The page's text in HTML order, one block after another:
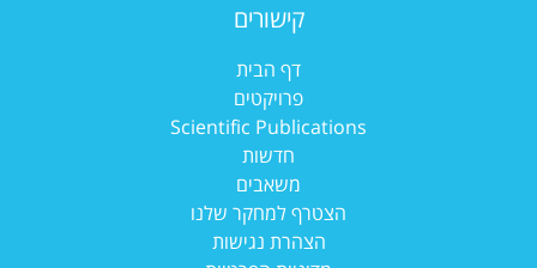
קישורים
דף הבית
פרויקטים
Scientific Publications
חדשות
משאבים
הצטרף למחקר שלנו
הצהרת נגישות